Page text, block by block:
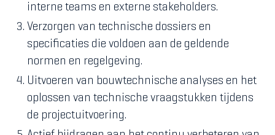
interne teams en externe stakeholders.
Verzorgen van technische dossiers en
specificaties die voldoen aan de geldende
normen en regelgeving.
Uitvoeren van bouwtechnische analyses en het
oplossen van technische vraagstukken tijdens
de projectuitvoering.